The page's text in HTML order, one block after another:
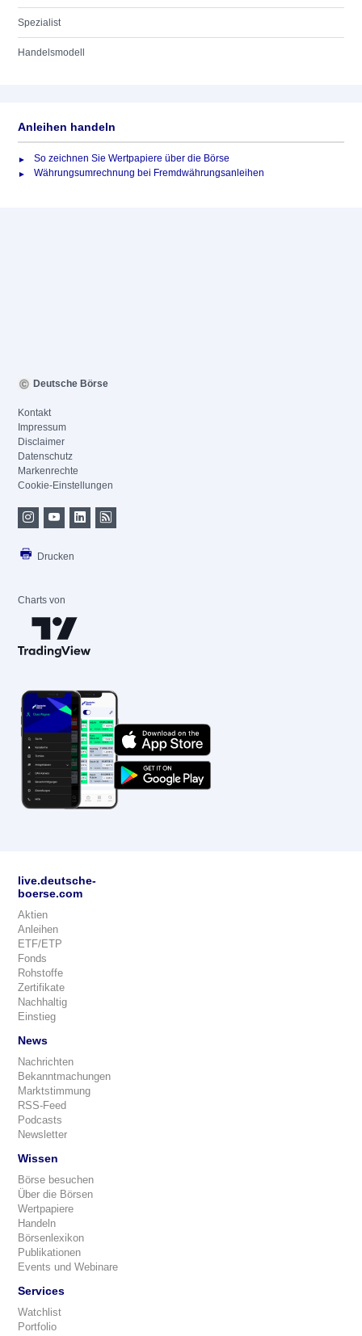
Spezialist
Handelsmodell
Anleihen handeln
So zeichnen Sie Wertpapiere über die Börse
Währungsumrechnung bei Fremdwährungsanleihen
Deutsche Börse
Kontakt
Impressum
Disclaimer
Datenschutz
Markenrechte
Cookie-Einstellungen
Drucken
Charts von
live.deutsche-
boerse.com
Aktien
Anleihen
ETF/ETP
Fonds
Rohstoffe
Zertifikate
Nachhaltig
Einstieg
News
Nachrichten
Bekanntmachungen
Marktstimmung
RSS-Feed
Podcasts
Newsletter
Wissen
Börse besuchen
Über die Börsen
Wertpapiere
Handeln
Börsenlexikon
Publikationen
Events und Webinare
Services
Watchlist
Portfolio